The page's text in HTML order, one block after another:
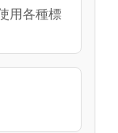
用各種標